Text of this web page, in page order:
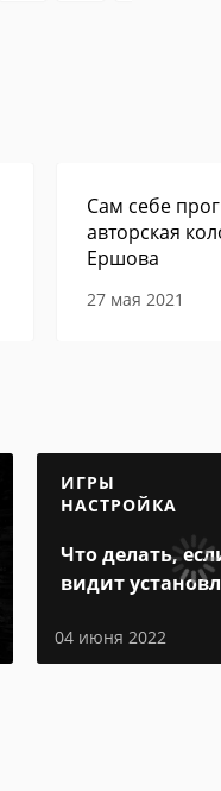
Сам себе
авторская
Ершова
27 мая 2021
ИГРЫ
НАСТРОЙКА
Что делать,
видит
04 июня 2022